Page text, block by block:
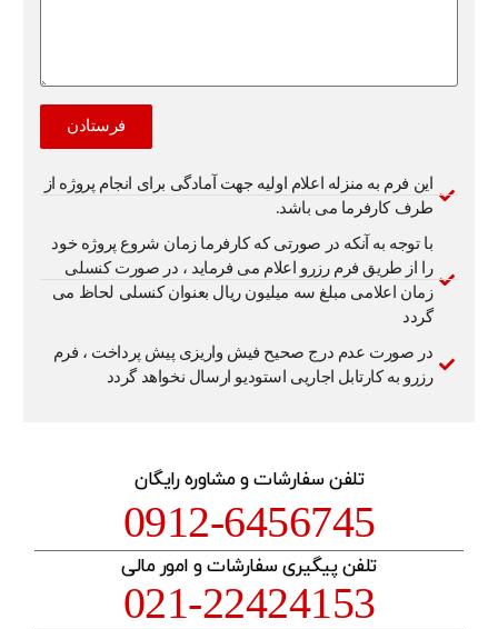
فرستادن
این فرم به منزله اعلام اولیه جهت آمادگی برای انجام پروژه از
طرف کارفرما می باشد.
با توجه به آنکه در صورتی که کارفرما زمان شروع پروژه خود
را از طریق فرم رزرو اعلام می فرماید ، در صورت کنسلی
زمان اعلامی مبلغ سه میلیون ریال بعنوان کنسلی لحاظ می
گردد
در صورت عدم درج صحیح فیش واریزی پیش پرداخت ، فرم
رزرو به کارتابل اجاریی استودیو ارسال نخواهد گردد
تلفن سفارشات و مشاوره رایگان
0912-6456745
تلفن پیگیری سفارشات و امور مالی
021-22424153